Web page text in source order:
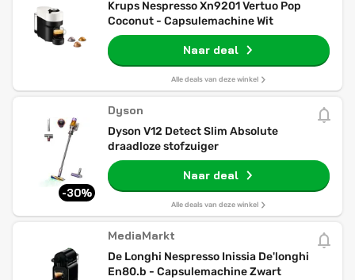
Krups Nespresso Xn9201 Vertuo Pop
Coconut - Capsulemachine Wit
Naar deal
Alle deals van deze winkel
-30%
Dyson
Dyson V12 Detect Slim Absolute
draadloze stofzuiger
Naar deal
Alle deals van deze winkel
MediaMarkt
De Longhi Nespresso Inissia De'longhi
En80.b - Capsulemachine Zwart